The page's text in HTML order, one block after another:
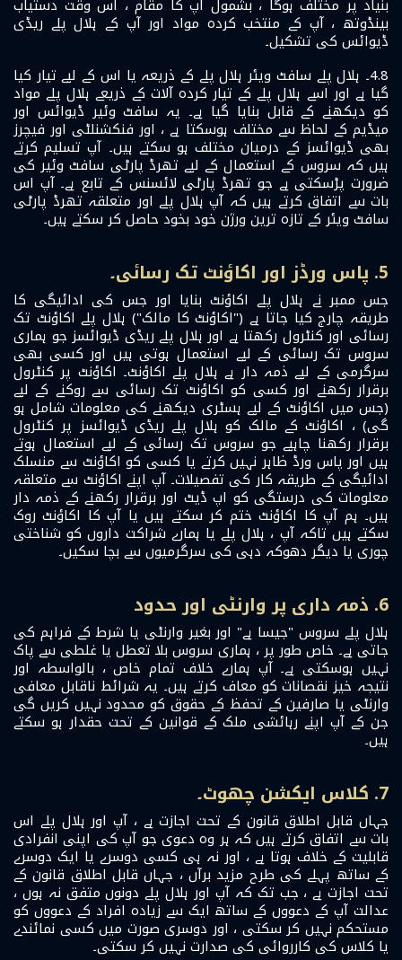
بنیاد پر مختلف ہوگا ، بشمول آپ کا مقام ، اس وقت دستیاب
بینڈوتھ ، آپ کے منتخب کردہ مواد اور آپ کے ہلال پلے ریڈی
ڈیوائس کی تشکیل۔
4.8۔ ہلال پلے سافٹ ویئر ہلال پلے کے ذریعہ یا اس کے لیے تیار کیا
گیا ہے اور اسے ہلال پلے کے تیار کردہ آلات کے ذریعے ہلال پلے مواد
کو دیکھنے کے قابل بنایا گیا ہے۔ یہ سافٹ وئیر ڈیوائس اور
میڈیم کے لحاظ سے مختلف ہوسکتا ہے ، اور فنکشنلٹی اور فیچرز
بھی ڈیوائسز کے درمیان مختلف ہو سکتے ہیں۔ آپ تسلیم کرتے
ہیں کہ سروس کے استعمال کے لیے تھرڈ پارٹی سافٹ وئیر کی
ضرورت پڑسکتی ہے جو تھرڈ پارٹی لائسنس کے تابع ہے۔ آپ اس
بات سے اتفاق کرتے ہیں کہ آپ ہلال پلے اور متعلقہ تھرڈ پارٹی
سافٹ ویئر کے تازہ ترین ورژن خود بخود حاصل کر سکتے ہیں۔
5. پاس ورڈز اور اکاؤنٹ تک رسائی۔
جس ممبر نے ہلال پلے اکاؤنٹ بنایا اور جس کی ادائیگی کا
طریقہ چارج کیا جاتا ہے ("اکاؤنٹ کا مالک") ہلال پلے اکاؤنٹ تک
رسائی اور کنٹرول رکھتا ہے اور ہلال پلے ریڈی ڈیوائسز جو ہماری
سروس تک رسائی کے لیے استعمال ہوتی ہیں اور کسی بھی
سرگرمی کے لیے ذمہ دار ہے ہلال پلے اکاؤنٹ۔ اکاؤنٹ پر کنٹرول
برقرار رکھنے اور کسی کو اکاؤنٹ تک رسائی سے روکنے کے لیے
(جس میں اکاؤنٹ کے لیے ہسٹری دیکھنے کی معلومات شامل ہو
گی) ، اکاؤنٹ کے مالک کو ہلال پلے ریڈی ڈیوائسز پر کنٹرول
برقرار رکھنا چاہیے جو سروس تک رسائی کے لیے استعمال ہوتے
ہیں اور پاس ورڈ ظاہر نہیں کرتے یا کسی کو اکاؤنٹ سے منسلک
ادائیگی کے طریقہ کار کی تفصیلات۔ آپ اپنے اکاؤنٹ سے متعلقہ
معلومات کی درستگی کو اپ ڈیٹ اور برقرار رکھنے کے ذمہ دار
ہیں۔ ہم آپ کا اکاؤنٹ ختم کر سکتے ہیں یا آپ کا اکاؤنٹ روک
سکتے ہیں تاکہ آپ ، ہلال پلے یا ہمارے شراکت داروں کو شناختی
چوری یا دیگر دھوکہ دہی کی سرگرمیوں سے بچا سکیں۔
6. ذمہ داری پر وارنٹی اور حدود
ہلال پلے سروس "جیسا ہے" اور بغیر وارنٹی یا شرط کے فراہم کی
جاتی ہے۔ خاص طور پر ، ہماری سروس بلا تعطل یا غلطی سے پاک
نہیں ہوسکتی ہے۔ آپ ہمارے خلاف تمام خاص ، بالواسطہ اور
نتیجہ خیز نقصانات کو معاف کرتے ہیں۔ یہ شرائط ناقابل معافی
وارنٹی یا صارفین کے تحفظ کے حقوق کو محدود نہیں کریں گی
جن کے آپ اپنے رہائشی ملک کے قوانین کے تحت حقدار ہو سکتے
ہیں۔
7. کلاس ایکشن چھوٹ۔
جہاں قابل اطلاق قانون کے تحت اجازت ہے ، آپ اور ہلال پلے اس
بات سے اتفاق کرتے ہیں کہ ہر وہ دعوی جو آپ کی اپنی انفرادی
قابلیت کے خلاف ہوتا ہے ، اور نہ ہی کسی دوسرے یا ایک دوسرے
کے ساتھ پہلے کی طرح مزید برآں ، جہاں قابل اطلاق قانون کے
تحت اجازت ہے ، جب تک کہ آپ اور ہلال پلے دونوں متفق نہ ہوں ،
عدالت آپ کے دعووں کے ساتھ ایک سے زیادہ افراد کے دعووں کو
مستحکم نہیں کر سکتی ، اور دوسری صورت میں کسی نمائندے
یا کلاس کی کارروائی کی صدارت نہیں کر سکتی۔